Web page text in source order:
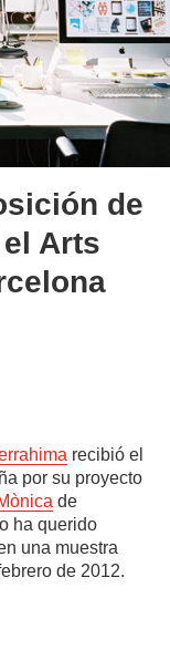
de
Arts
recibió el
por su proyecto
de
ha querido
una muestra
de 2012.